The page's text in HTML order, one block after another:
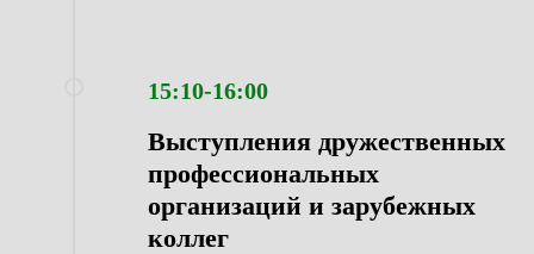
15:10-16:00
Выступления дружественных
профессиональных
организаций и зарубежных
коллег